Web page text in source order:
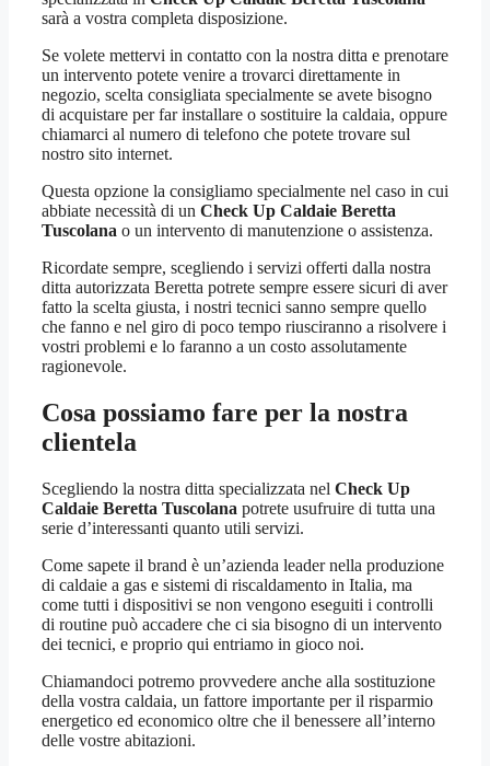
sarà a vostra completa disposizione.
Se volete mettervi in contatto con la nostra ditta e prenotare
un intervento potete venire a trovarci direttamente in
negozio, scelta consigliata specialmente se avete bisogno
di acquistare per far installare o sostituire la caldaia, oppure
chiamarci al numero di telefono che potete trovare sul
nostro sito internet.
Questa opzione la consigliamo specialmente nel caso in cui
abbiate necessità di un Check Up Caldaie Beretta
Tuscolana o un intervento di manutenzione o assistenza.
Ricordate sempre, scegliendo i servizi offerti dalla nostra
ditta autorizzata Beretta potrete sempre essere sicuri di aver
fatto la scelta giusta, i nostri tecnici sanno sempre quello
che fanno e nel giro di poco tempo riusciranno a risolvere i
vostri problemi e lo faranno a un costo assolutamente
ragionevole.
Cosa possiamo fare per la nostra
clientela
Scegliendo la nostra ditta specializzata nel Check Up
Caldaie Beretta Tuscolana potrete usufruire di tutta una
serie d’interessanti quanto utili servizi.
Come sapete il brand è un’azienda leader nella produzione
di caldaie a gas e sistemi di riscaldamento in Italia, ma
come tutti i dispositivi se non vengono eseguiti i controlli
di routine può accadere che ci sia bisogno di un intervento
dei tecnici, e proprio qui entriamo in gioco noi.
Chiamandoci potremo provvedere anche alla sostituzione
della vostra caldaia, un fattore importante per il risparmio
energetico ed economico oltre che il benessere all’interno
delle vostre abitazioni.